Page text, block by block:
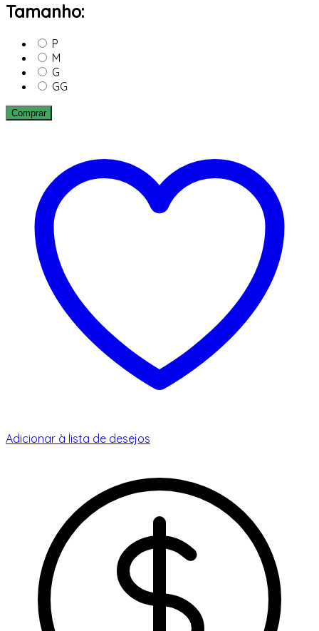
Tamanho:
P
M
G
GG
Comprar
Adicionar à lista de desejos